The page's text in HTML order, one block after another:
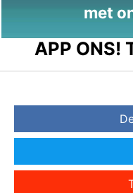
met
APP ONS!